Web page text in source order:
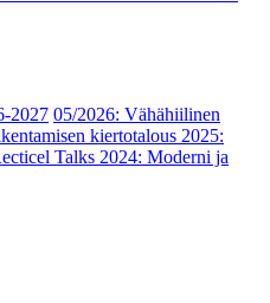
2027 05/2026: Vähähiilinen
kiertotalous 2025:
Talks 2024: Moderni ja